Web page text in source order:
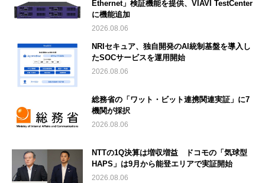
Ethernet」検証機能を提供、VIAVI TestCenter
に機能追加
2026.08.06
NRIセキュア、独自開発のAI統制基盤を導入し
たSOCサービスを運用開始
2026.08.06
総務省の「ワット・ビット連携関連実証」に7
機関が採択
2026.08.06
NTTの1Q決算は増収増益 ドコモの「気球型
HAPS」は9月から能登エリアで実証開始
2026.08.06